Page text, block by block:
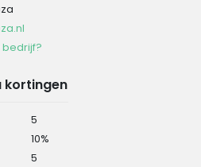
bedrijf?
kortingen
5
10%
5